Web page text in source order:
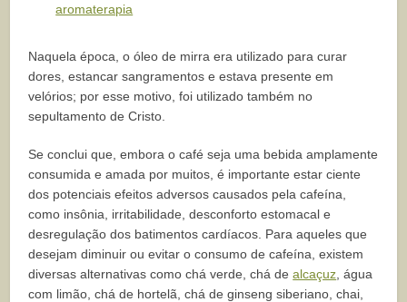
aromaterapia
Naquela época, o óleo de mirra era utilizado para curar
dores, estancar sangramentos e estava presente em
velórios; por esse motivo, foi utilizado também no
sepultamento de Cristo.
Se conclui que, embora o café seja uma bebida amplamente
consumida e amada por muitos, é importante estar ciente
dos potenciais efeitos adversos causados pela cafeína,
como insônia, irritabilidade, desconforto estomacal e
desregulação dos batimentos cardíacos. Para aqueles que
desejam diminuir ou evitar o consumo de cafeína, existem
diversas alternativas como chá verde, chá dealcaçuz , água
com limão, chá de hortelã, chá de ginseng siberiano, chai,